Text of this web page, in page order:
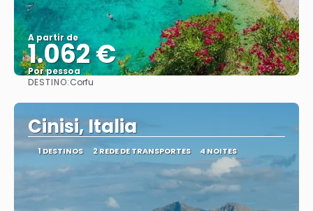
A partir de
1.062 €
Por pessoa
DESTINO:Corfu
Cinisi, Italia
1 DESTINOS 2 REDE DE TRANSPORTES 4 NOITES